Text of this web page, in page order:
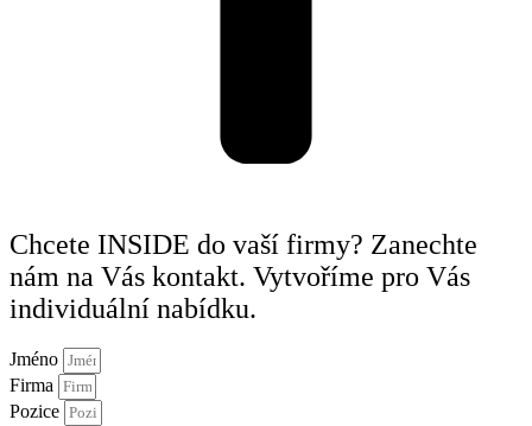
Chcete INSIDE do vaší firmy? Zanechte
nám na Vás kontakt. Vytvoříme pro Vás
individuální nabídku.
Jméno
Firma
Pozice